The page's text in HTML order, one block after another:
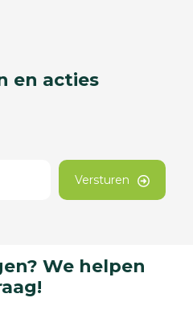
en acties
Versturen
We helpen